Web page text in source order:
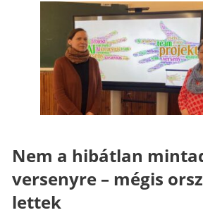
Nem a hibátlan
versenyre – mégis
lettek